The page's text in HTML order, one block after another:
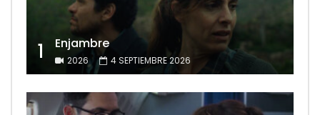
1 Enjambre
2026 4 SEPTIEMBRE 2026